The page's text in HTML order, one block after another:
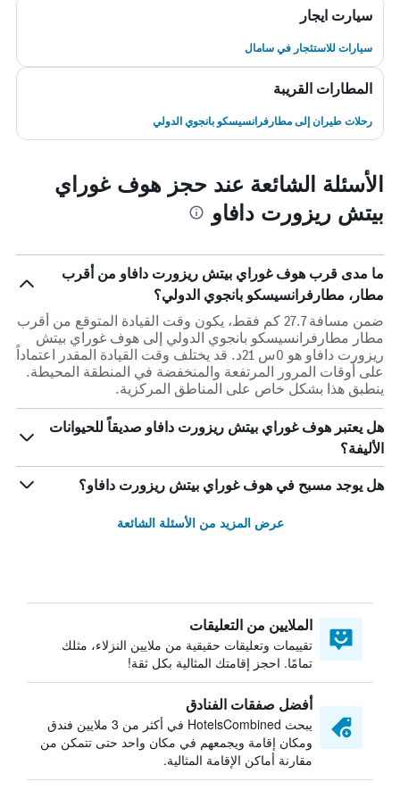
سيارت ايجار
سيارات للاستئجار في سامال
المطارات القريبة
رحلات طيران إلى مطارفرانسيسكو بانجوي الدولي
الأسئلة الشائعة عند حجز هوف غوراي
بيتش ريزورت دافاو
ما مدى قرب هوف غوراي بيتش ريزورت دافاو من أقرب
مطار، مطارفرانسيسكو بانجوي الدولي؟
ضمن مسافة 27.7 كم فقط، يكون وقت القيادة المتوقع من أقرب
مطار مطارفرانسيسكو بانجوي الدولي إلى هوف غوراي بيتش
ريزورت دافاو هو 0س 21د. قد يختلف وقت القيادة المقدر اعتماداً
على أوقات المرور المرتفعة والمنخفضة في المنطقة المحيطة.
ينطبق هذا بشكل خاص على المناطق المركزية.
هل يعتبر هوف غوراي بيتش ريزورت دافاو صديقاً للحيوانات
الأليفة؟
هل يوجد مسبح في هوف غوراي بيتش ريزورت دافاو؟
عرض المزيد من الأسئلة الشائعة
الملايين من التعليقات
تقييمات وتعليقات حقيقية من ملايين النزلاء، مثلك
تمامًا. احجز إقامتك المثالية بكل ثقة!
أفضل صفقات الفنادق
يبحث HotelsCombined في أكثر من 3 ملايين فندق
ومكان إقامة ويجمعهم في مكان واحد حتى تتمكن من
مقارنة أماكن الإقامة المثالية.